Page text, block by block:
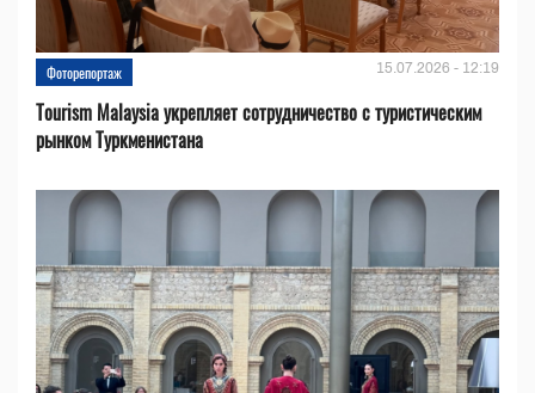
Фоторепортаж 15.07.2026 - 12:19
Tourism Malaysia укрепляет сотрудничество с туристическим
рынком Туркменистана